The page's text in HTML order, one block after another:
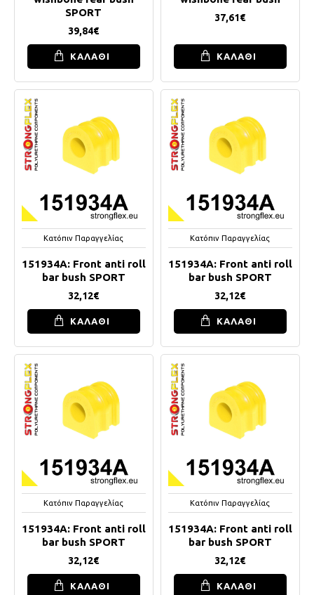
SPORT
39,84€
ΚΑΛΑΘΙ
37,61€
ΚΑΛΑΘΙ
Κατόπιν Παραγγελίας
151934A: Front anti roll
bar bush SPORT
32,12€
ΚΑΛΑΘΙ
Κατόπιν Παραγγελίας
151934A: Front anti roll
bar bush SPORT
32,12€
ΚΑΛΑΘΙ
Κατόπιν Παραγγελίας
151934A: Front anti roll
bar bush SPORT
32,12€
ΚΑΛΑΘΙ
Κατόπιν Παραγγελίας
151934A: Front anti roll
bar bush SPORT
32,12€
ΚΑΛΑΘΙ